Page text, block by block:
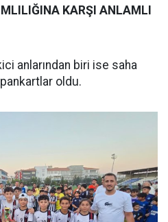
KARŞI ANLAMLI
anlarından biri ise saha
oldu.